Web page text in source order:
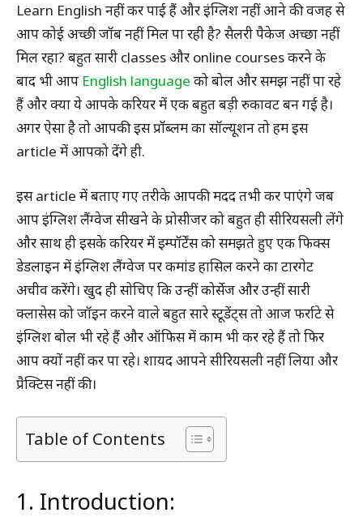
Learn English नहीं कर पाई हैं और इंग्लिश नहीं आने की वजह से
आप कोई अच्छी जॉब नहीं मिल पा रही है? सैलरी पैकेज अच्छा नहीं
मिल रहा? बहुत सारी classes और online courses करने के
बाद भी आप English language को बोल और समझ नहीं पा रहे
हैं और क्या ये आपके करियर में एक बहुत बड़ी रुकावट बन गई है।
अगर ऐसा है तो आपकी इस प्रॉब्लम का सॉल्यूशन तो हम इस
article में आपको देंगे ही.
इस article में बताए गए तरीके आपकी मदद तभी कर पाएंगे जब
आप इंग्लिश लैंग्वेज सीखने के प्रोसीजर को बहुत ही सीरियसली लेंगे
और साथ ही इसके करियर में इम्पॉर्टेंस को समझते हुए एक फिक्स
डेडलाइन में इंग्लिश लैंग्वेज पर कमांड हासिल करने का टारगेट
अचीव करेंगे। खुद ही सोचिए कि उन्हीं कोर्सेज और उन्हीं सारी
क्लासेस को जॉइन करने वाले बहुत सारे स्टूडेंट्स तो आज फर्राटे से
इंग्लिश बोल भी रहे हैं और ऑफिस में काम भी कर रहे हैं तो फिर
आप क्यों नहीं कर पा रहे। शायद आपने सीरियसली नहीं लिया और
प्रैक्टिस नहीं की।
Table of Contents
1. Introduction: